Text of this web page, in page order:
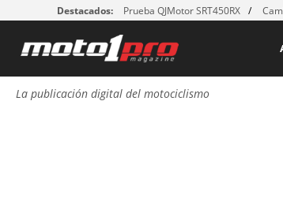
Destacados: Prueba QJMotor SRT450RX
La publicación digital del motociclismo